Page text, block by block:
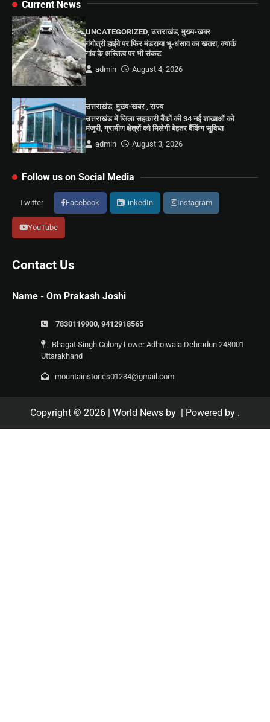
Current News
UNCATEGORIZED,उत्तराखंड,मुख्य-खबर
गंगोत्री हाईवे पर फिर मंडराया भू-धंसाव का खतरा, क्यार्क
गांव के अस्तित्व पर भी संकट
admin
August 4, 2026
उत्तराखंड,मुख्य-खबर ,राज्य
उत्तराखंड में जिला सहकारी बैंकों की 34 नई शाखाओं को
मंजूरी, ग्रामीण क्षेत्रों को मिलेगी बेहतर बैंकिंग सुविधा
admin
August 3, 2026
Follow us on Social Media
Twitter Facebook LinkedIn Instagram
YouTube
Contact Us
Name - Om Prakash Joshi
7830119900, 9412918565
Bhagat Singh Colony Lower Adhoiwala Dehradun 248001
Uttarakhand
mountainstories01234@gmail.com
Copyright © 2026 | World News by | Powered by .